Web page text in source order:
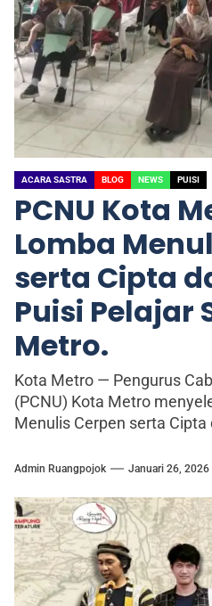
ACARA SASTRA BLOG NEWS PUISI
PCNU Kota
Lomba
serta Cipta
Puisi Pelajar
Metro.
Kota Metro — Pengurus
(PCNU) Kota Metro
Menulis Cerpen serta Cipta
Admin Ruangpojok Januari 26, 2026